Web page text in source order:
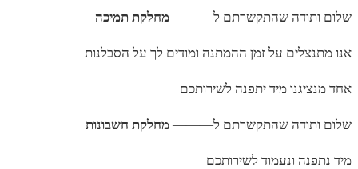
שלום ותודה שהתקשרתם ל——— מחלקת תמיכה
אנו מתנצלים על זמן ההמתנה ומודים לך על הסבלנות
אחד מנציגנו מיד יתפנה לשירותכם
שלום ותודה שהתקשרתם ל——— מחלקת חשבונות
מיד נתפנה ונעמוד לשירותכם